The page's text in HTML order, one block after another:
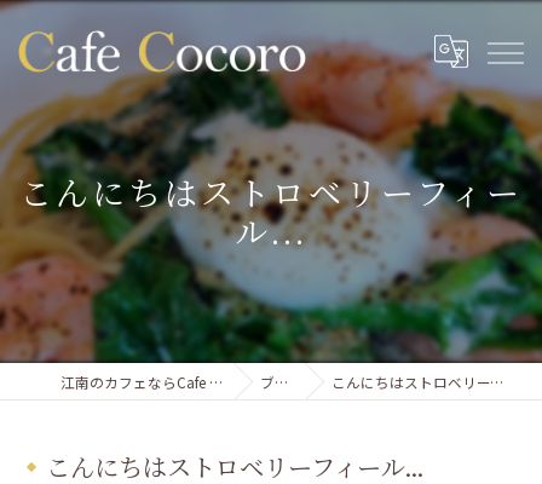
こんにちはストロベリーフィー
ル...
江南のカフェならCafe Cocoro ブログ こんにちはストロベリーフィール...
こんにちはストロベリーフィール...